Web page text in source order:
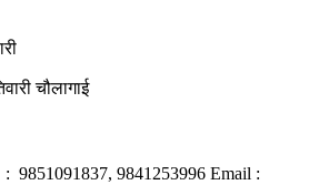
चौलागाई
: 9851091837, 9841253996 Email :